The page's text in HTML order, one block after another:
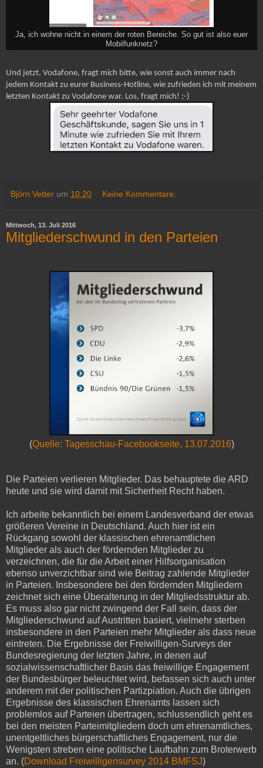
Ja, ich wohne nicht in einem der roten Bereiche. So gut ist also euer
Mobilfunknetz?
Und jetzt, Vodafone, fragt mich bitte, wie sonst auch immer nach
jedem Kontakt zu eurer Business-Hotline, wie zufrieden ich mit meinem
letzten Kontakt zu Vodafone war. Los, fragt mich! ;-)
Björn Vetter um 10:20 Keine Kommentare:
Mittwoch, 13. Juli 2016
Mitgliederschwund in den Parteien
(Quelle: Tagesschau-Facebookseite, 13.07.2016)
Die Parteien verlieren Mitglieder. Das behauptete die ARD
heute und sie wird damit mit Sicherheit Recht haben.
Ich arbeite bekanntlich bei einem Landesverband der etwas
größeren Vereine in Deutschland. Auch hier ist ein
Rückgang sowohl der klassischen ehrenamtlichen
Mitglieder als auch der fördernden Mitglieder zu
verzeichnen, die für die Arbeit einer Hilfsorganisation
ebenso unverzichtbar sind wie Beitrag zahlende Mitglieder
in Parteien. Insbesondere bei den fördernden Mitgliedern
zeichnet sich eine Überalterung in der Mitgliedsstruktur ab.
Es muss also gar nicht zwingend der Fall sein, dass der
Mitgliederschwund auf Austritten basiert, vielmehr sterben
insbesondere in den Parteien mehr Mitglieder als dass neue
eintreten. Die Ergebnisse der Freiwilligen-Surveys der
Bundesregierung der letzten Jahre, in denen auf
sozialwissenschaftlicher Basis das freiwillige Engagement
der Bundesbürger beleuchtet wird, befassen sich auch unter
anderem mit der politischen Partizpiation. Auch die übrigen
Ergebnisse des klassischen Ehrenamts lassen sich
problemlos auf Parteien übertragen, schlussendlich geht es
bei den meisten Parteimitgliedern doch um ehrenamtliches,
unentgeltliches bürgerschaftliches Engagement, nur die
Wenigsten streben eine politische Laufbahn zum Broterwerb
an. (Download Freiwilligensurvey 2014 BMFSJ)